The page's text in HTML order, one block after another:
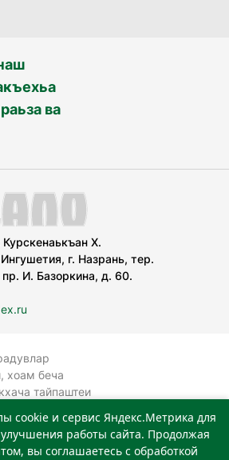
ва
Х.
г. Назрань, тер.
И. Базоркина, д. 60.
хоам беча
тайпаштеи
СМИ: ЭЛ № ФС 77-
cookie и сервис Яндекс.Метрика для
улучшения работы сайта. Продолжая
вы соглашаетесь с обработкой